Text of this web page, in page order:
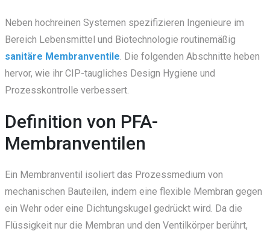
Neben hochreinen Systemen spezifizieren Ingenieure im
Bereich Lebensmittel und Biotechnologie routinemäßig
sanitäre Membranventile. Die folgenden Abschnitte heben
hervor, wie ihr CIP-taugliches Design Hygiene und
Prozesskontrolle verbessert.
Definition von PFA-
Membranventilen
Ein Membranventil isoliert das Prozessmedium von
mechanischen Bauteilen, indem eine flexible Membran gegen
ein Wehr oder eine Dichtungskugel gedrückt wird. Da die
Flüssigkeit nur die Membran und den Ventilkörper berührt,